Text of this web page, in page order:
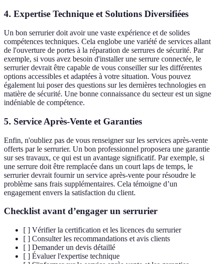
4. Expertise Technique et Solutions Diversifiées
Un bon serrurier doit avoir une vaste expérience et de solides
compétences techniques. Cela englobe une variété de services allant
de l'ouverture de portes à la réparation de serrures de sécurité. Par
exemple, si vous avez besoin d'installer une serrure connectée, le
serrurier devrait être capable de vous conseiller sur les différentes
options accessibles et adaptées à votre situation. Vous pouvez
également lui poser des questions sur les dernières technologies en
matière de sécurité. Une bonne connaissance du secteur est un signe
indéniable de compétence.
5. Service Après-Vente et Garanties
Enfin, n'oubliez pas de vous renseigner sur les services après-vente
offerts par le serrurier. Un bon professionnel proposera une garantie
sur ses travaux, ce qui est un avantage significatif. Par exemple, si
une serrure doit être remplacée dans un court laps de temps, le
serrurier devrait fournir un service après-vente pour résoudre le
problème sans frais supplémentaires. Cela témoigne d’un
engagement envers la satisfaction du client.
Checklist avant d’engager un serrurier
[ ] Vérifier la certification et les licences du serrurier
[ ] Consulter les recommandations et avis clients
[ ] Demander un devis détaillé
[ ] Évaluer l'expertise technique